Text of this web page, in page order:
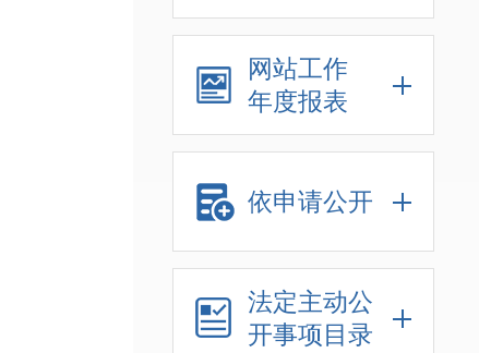
网站工作
年度报表
依申请公开
法定主动公
开事项目录